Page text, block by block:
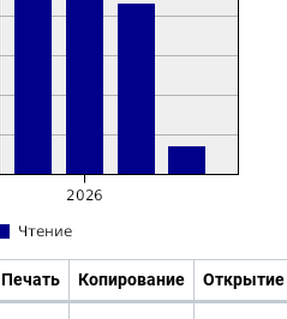
Печать Копирование Открытие